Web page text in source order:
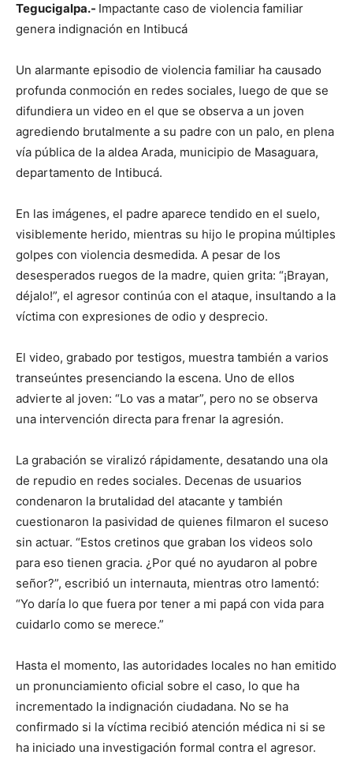
Tegucigalpa.- Impactante caso de violencia familiar
genera indignación en Intibucá
Un alarmante episodio de violencia familiar ha causado
profunda conmoción en redes sociales, luego de que se
difundiera un video en el que se observa a un joven
agrediendo brutalmente a su padre con un palo, en plena
vía pública de la aldea Arada, municipio de Masaguara,
departamento de Intibucá.
En las imágenes, el padre aparece tendido en el suelo,
visiblemente herido, mientras su hijo le propina múltiples
golpes con violencia desmedida. A pesar de los
desesperados ruegos de la madre, quien grita: “¡Brayan,
déjalo!”, el agresor continúa con el ataque, insultando a la
víctima con expresiones de odio y desprecio.
El video, grabado por testigos, muestra también a varios
transeúntes presenciando la escena. Uno de ellos
advierte al joven: “Lo vas a matar”, pero no se observa
una intervención directa para frenar la agresión.
La grabación se viralizó rápidamente, desatando una ola
de repudio en redes sociales. Decenas de usuarios
condenaron la brutalidad del atacante y también
cuestionaron la pasividad de quienes filmaron el suceso
sin actuar. “Estos cretinos que graban los videos solo
para eso tienen gracia. ¿Por qué no ayudaron al pobre
señor?”, escribió un internauta, mientras otro lamentó:
“Yo daría lo que fuera por tener a mi papá con vida para
cuidarlo como se merece.”
Hasta el momento, las autoridades locales no han emitido
un pronunciamiento oficial sobre el caso, lo que ha
incrementado la indignación ciudadana. No se ha
confirmado si la víctima recibió atención médica ni si se
ha iniciado una investigación formal contra el agresor.